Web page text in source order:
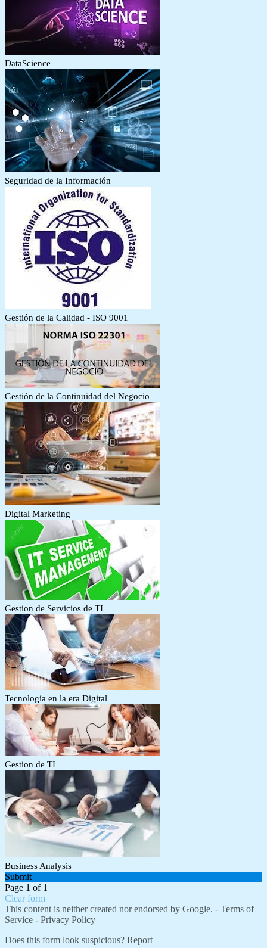
DataScience
Seguridad de la Información
Gestión de la Calidad - ISO 9001
Gestión de la Continuidad del Negocio
Digital Marketing
Gestion de Servicios de TI
Tecnología en la era Digital
Gestion de TI
Business Analysis
Submit
Page 1 of 1
Clear form
This content is neither created nor endorsed by Google. - Terms of
Service - Privacy Policy
Does this form look suspicious? Report